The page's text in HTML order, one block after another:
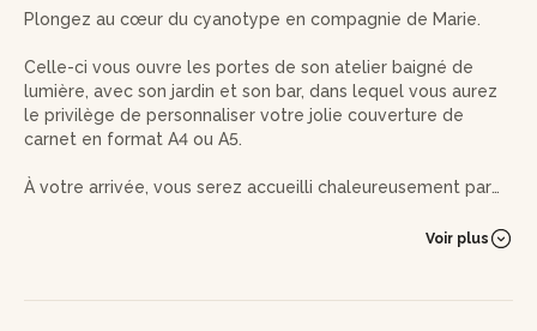
Plongez au cœur du cyanotype en compagnie de Marie.
Celle-ci vous ouvre les portes de son atelier baigné de
lumière, avec son jardin et son bar, dans lequel vous aurez
le privilège de personnaliser votre jolie couverture de
carnet en format A4 ou A5.
À votre arrivée, vous serez accueilli chaleureusement par
avoir préparé votre support, vous composerez votre
Voir plus